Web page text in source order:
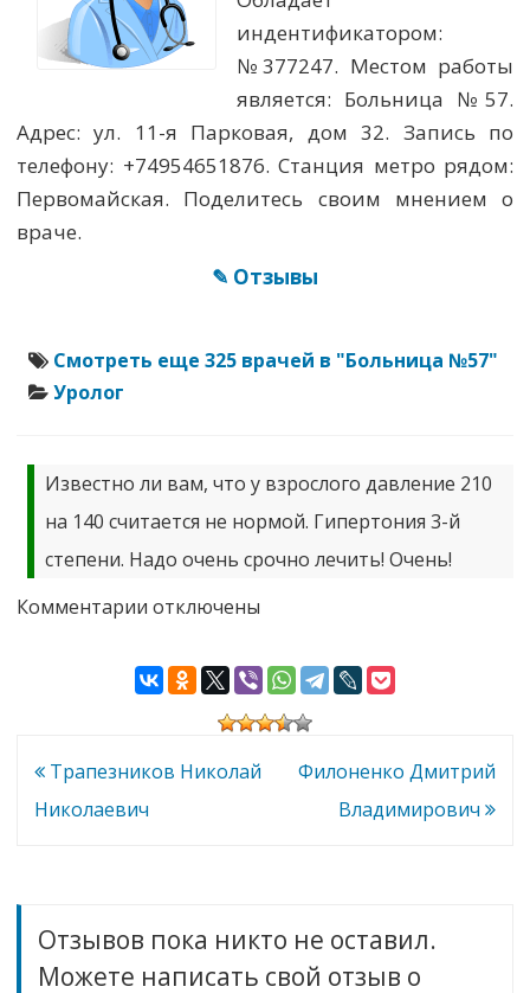
индентификатором:
№377247. Местом работы
является: Больница №57.
Адрес: ул. 11-я Парковая, дом 32. Запись по
телефону: +74954651876. Станция метро рядом:
Первомайская. Поделитесь своим мнением о
враче.
✎ Отзывы
Смотреть еще 325 врачей в "Больница №57"
Уролог
Известно ли вам, что у взрослого давление 210
на 140 считается не нормой. Гипертония 3-й
степени. Надо очень срочно лечить! Очень!
Комментарии к
Сергей
Анатольевич
отключены
Навигация
по
Трапезников Николай
Николаевич
Филоненко Дмитрий
Владимирович
Отзывов пока никто не оставил.
Можете написать свой отзыв о